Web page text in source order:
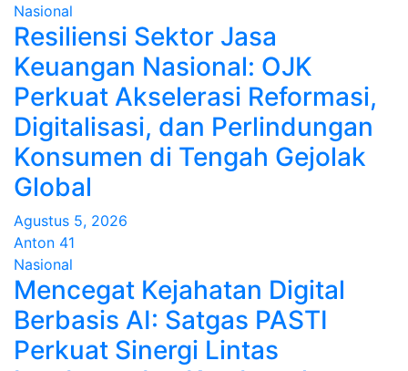
Nasional
Resiliensi Sektor Jasa
Keuangan Nasional: OJK
Perkuat Akselerasi Reformasi,
Digitalisasi, dan Perlindungan
Konsumen di Tengah Gejolak
Global
Agustus 5, 2026
Anton 41
Nasional
Mencegat Kejahatan Digital
Berbasis AI: Satgas PASTI
Perkuat Sinergi Lintas